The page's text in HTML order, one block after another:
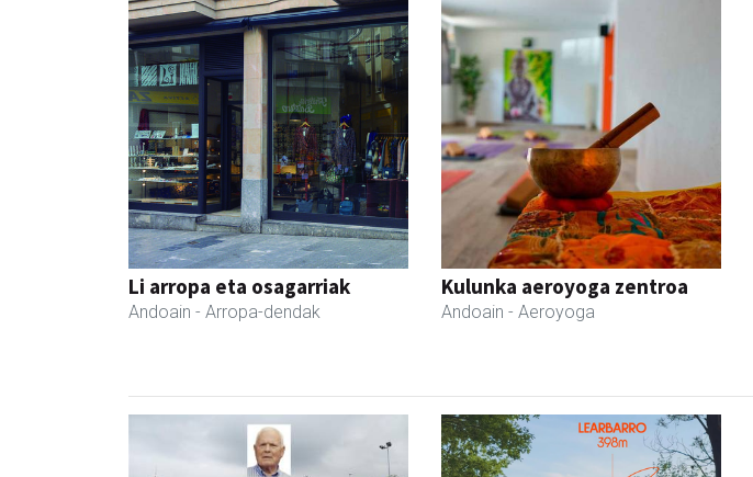
Li arropa eta osagarriak
Andoain - Arropa-dendak
Kulunka aeroyoga zentroa
Andoain - Aeroyoga